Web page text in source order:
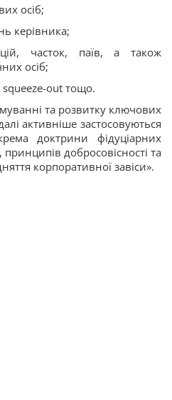
осіб;
керівника;
часток, паїв, а також
осіб;
out тощо.
та розвитку ключових
активніше застосовуються
доктрини фідуціарних
принципів добросовісності та
корпоративної завіси».